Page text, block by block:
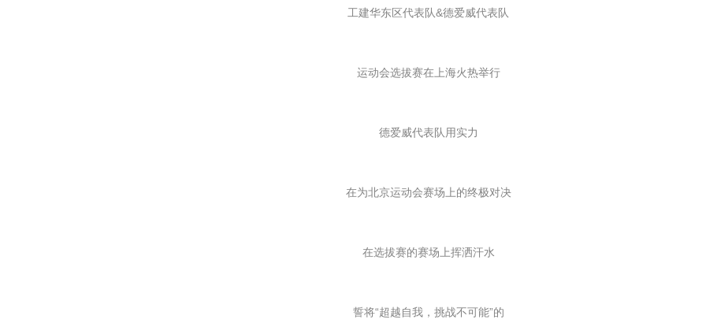
工建华东区代表队&德爱威代表队
运动会选拔赛在上海火热举行
德爱威代表队用实力
在为北京运动会赛场上的终极对决
在选拔赛的赛场上挥洒汗水
誓将“超越自我，挑战不可能”的